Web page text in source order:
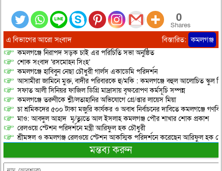
0
Shares
এ বিভাগের আরো সংবাদ বিস্তারিত: কমলগঞ্জ
কমলগঞ্জে নিরাপদ সড়ক চাই এর পরিচিতি সভা অনুষ্ঠিত
শোক সংবাদ ‘রসমোহন সিংহ’
কমলগঞ্জে হাবিবুন নেছা চৌধুরী গার্লস একাডেমি পরিদর্শন
আসামীরা জামিনে মুক্ত, বাদীর পরিবারকে হু/মকি : কমলগঞ্জে বহুল আলোচিত স্কুল
সফাত আলী সিনিয়র ফাজিল ডিগ্রি মাদ্রাসায় বৃক্ষরোপণ কর্মসূচি সম্পন্ন
কমলগঞ্জে তরুণীকে শ্লী/লতাহানির অভিযোগে গ্রে/প্তার লায়েস মিয়া
চা শ্রমিকদের ৫০০ টাকা মজুরি কার্যকর ও অবাধ নির্বাচনের দাবিতে কমলগঞ্জে
মাও: আবদুল আহাদ মৃ/ত্যুতে আল ইসলাহ কমলগঞ্জ পৌর শাখার শোক প্রকাশ
রেলওয়ে স্টেশন পরিদর্শনে মন্ত্রী আরিফুল হক চৌধুরী
শ্রীমঙ্গল ও কমলগঞ্জ রেলওয়ে স্টেশন আকস্মিক পরিদর্শনে করেছেন আরিফুল হক
মন্তব্য করুন